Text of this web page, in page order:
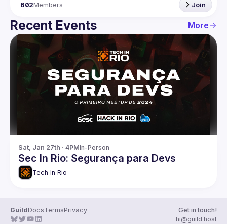
602Members Join
Recent Events More
Sat, Jan 27th · 4PMIn-Person
Sec In Rio: Segurança para Devs
Tech In Rio
GuildDocsTermsPrivacy
Get in touch!
hi@guild.host